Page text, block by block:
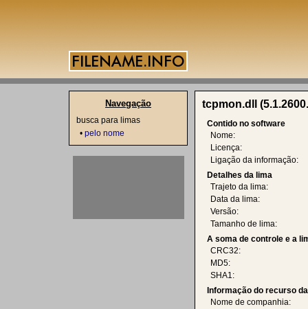
tcpmon.dll
Contido no software
Nome:
Licença:
Ligação da informação:
Detalhes da lima
Trajeto da lima:
Data da lima:
Versão:
Tamanho de lima:
A soma de controle e a
CRC32:
MD5:
SHA1:
Informação do recurso
Nome de companhia:
Navegação
busca para limas
• pelo nome